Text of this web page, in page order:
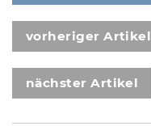
vorheriger Artikel
nächster Artikel